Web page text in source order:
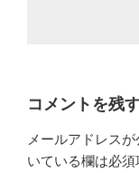
コメントを残
メールアドレス
いている欄は必須